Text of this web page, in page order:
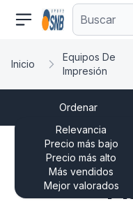
comercioseguro.es
Inicio
Equipos De
Impresión
Ordenar
Relevancia
Precio más bajo
Precio más alto
Más vendidos
Mejor valorados